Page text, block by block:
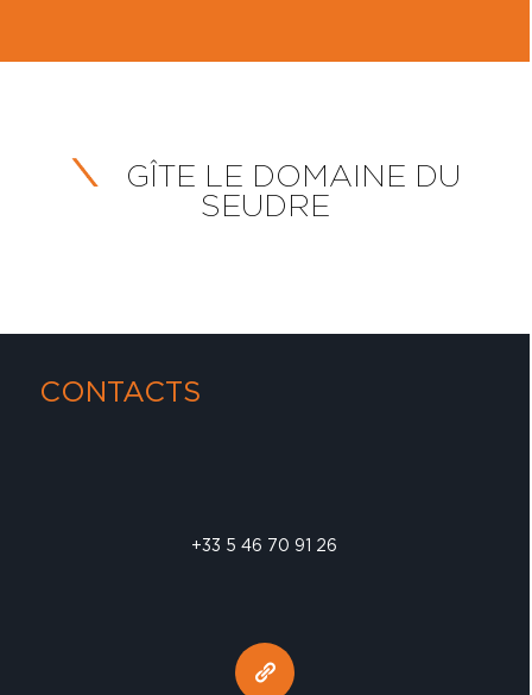
GÎTE LE DOMAINE DU
SEUDRE
CONTACTS
+33 5 46 70 91 26